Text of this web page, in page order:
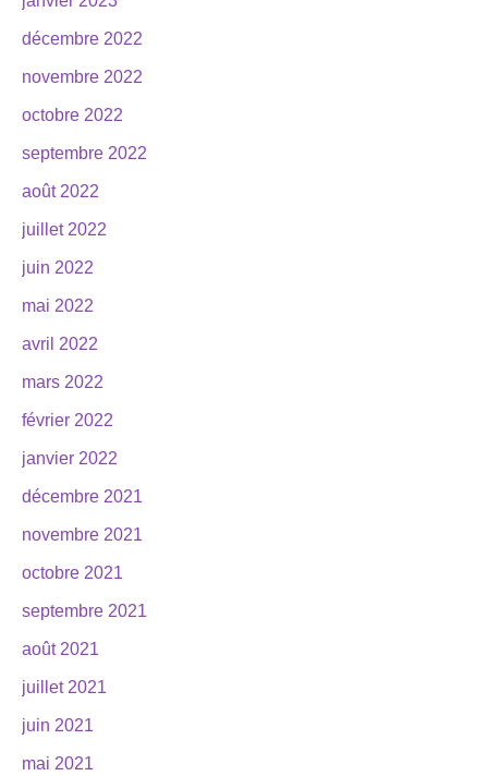
décembre 2022
novembre 2022
octobre 2022
septembre 2022
août 2022
juillet 2022
juin 2022
mai 2022
avril 2022
mars 2022
février 2022
janvier 2022
décembre 2021
novembre 2021
octobre 2021
septembre 2021
août 2021
juillet 2021
juin 2021
mai 2021